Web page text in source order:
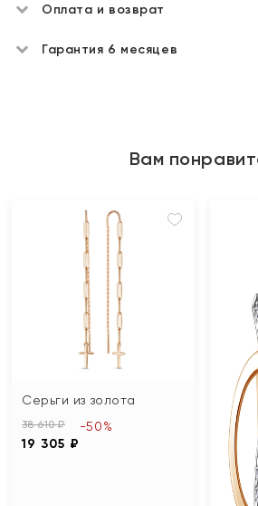
Оплата и возврат
Гарантия 6 месяцев
Вам
Серьги из золота
38 610 ₽
19 305 ₽
-50%